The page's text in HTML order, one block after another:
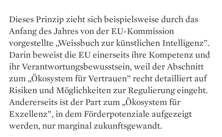
Dieses Prinzip zieht sich beispielsweise durch das
Anfang des Jahres von der EU-Kommission
vorgestellte „Weissbuch zur künstlichen Intelligenz”.
Darin beweist die EU einerseits ihre Kompetenz und
ihr Verantwortungsbewusstsein, weil der Abschnitt
zum „Ökosystem für Vertrauen” recht detailliert auf
Risiken und Möglichkeiten zur Regulierung eingeht.
Andererseits ist der Part zum „Ökosystem für
Exzellenz”, in dem Förderpotenziale aufgezeigt
werden, nur marginal zukunftsgewandt.